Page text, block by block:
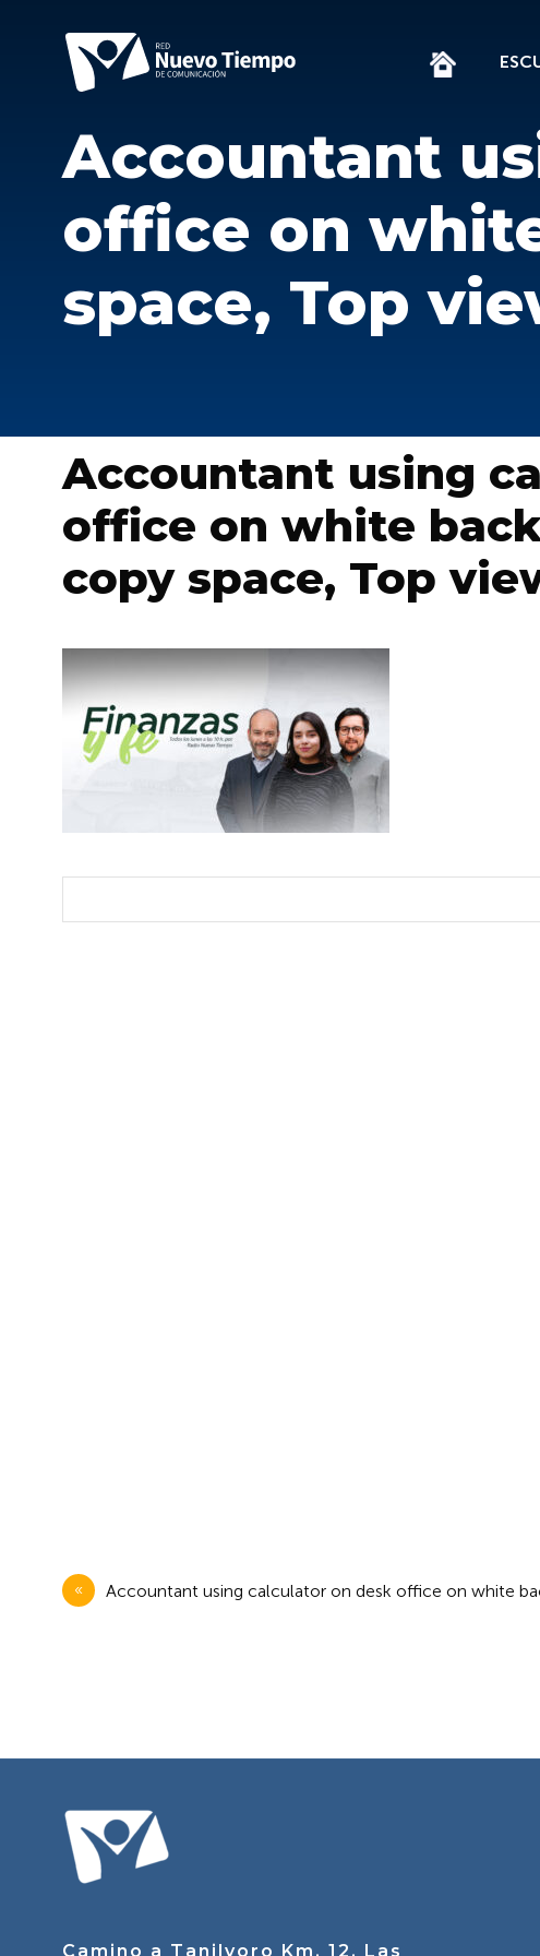
Accountant
office on
space, Top
Accountant using
office on white
copy space, Top
Navegación
de
Accountant using calculator on desk office on white
Camino a Tanilvoro Km. 12, Las